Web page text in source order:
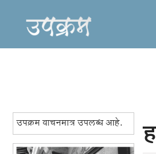
उपक्रम वाचनमात्र उपलब्ध आहे.